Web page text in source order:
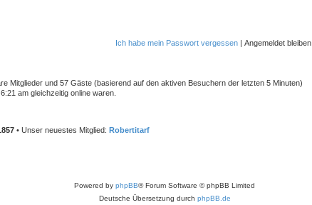
Ich habe mein Passwort vergessen | Angemeldet bleiben
Mitglieder und 57 Gäste (basierend auf den aktiven Besuchern der letzten 5 Minuten)
am gleichzeitig online waren.
• Unser neuestes Mitglied: Robertitarf
Powered by phpBB® Forum Software © phpBB Limited
Deutsche Übersetzung durch phpBB.de